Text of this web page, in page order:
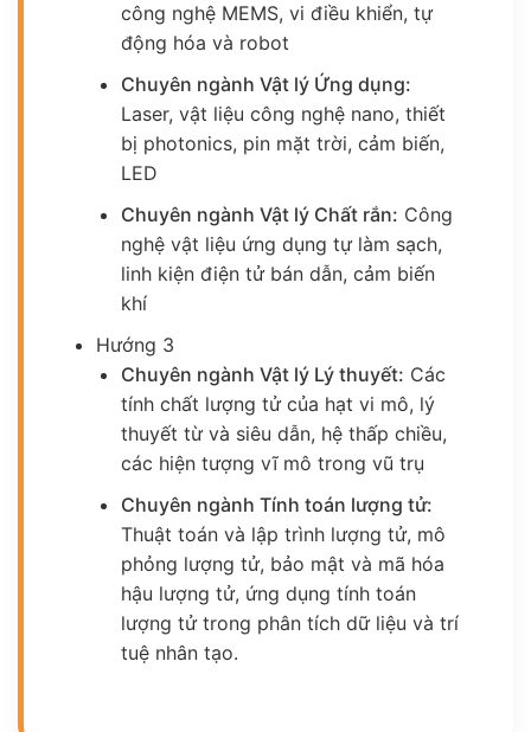
công nghệ MEMS, vi điều khiển, tự
động hóa và robot
Chuyên ngành Vật lý Ứng dụng:
Laser, vật liệu công nghệ nano, thiết
bị photonics, pin mặt trời, cảm biến,
LED
Chuyên ngành Vật lý Chất rắn: Công
nghệ vật liệu ứng dụng tự làm sạch,
linh kiện điện tử bán dẫn, cảm biến
khí
Hướng 3
Chuyên ngành Vật lý Lý thuyết: Các
tính chất lượng tử của hạt vi mô, lý
thuyết từ và siêu dẫn, hệ thấp chiều,
các hiện tượng vĩ mô trong vũ trụ
Chuyên ngành Tính toán lượng tử:
Thuật toán và lập trình lượng tử, mô
phỏng lượng tử, bảo mật và mã hóa
hậu lượng tử, ứng dụng tính toán
lượng tử trong phân tích dữ liệu và trí
tuệ nhân tạo.